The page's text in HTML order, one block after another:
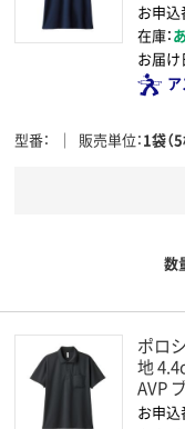
お申込
在庫：
お届け
型番 販売単位 1袋（5
数
ポロ
地
AVP
お申込